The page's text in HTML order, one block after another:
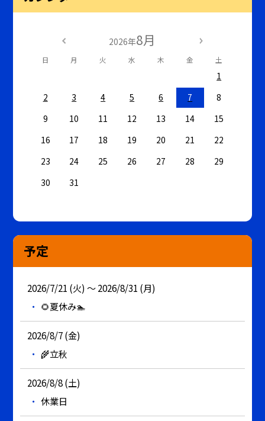
2026年8月
日 月 火 水 木 金 土
1
2
3 4 5 6 7
8
9
10 11 12 13 14
15
16
17 18 19 20 21
22
23
24 25 26 27 28
29
30
31
予定
2026/7/21 (火) ～ 2026/8/31 (月)
🌻夏休み🏊
2026/8/7 (金)
🌾立秋
2026/8/8 (土)
休業日